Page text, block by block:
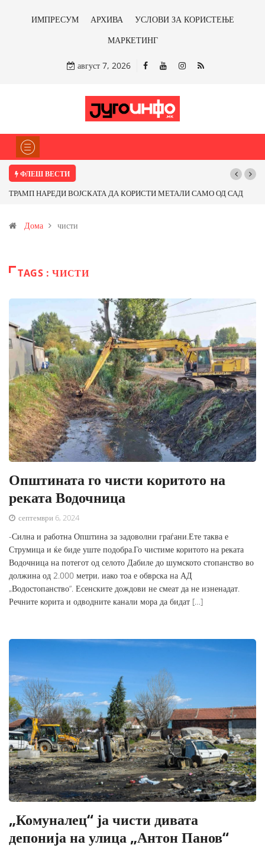
ИМПРЕСУМ АРХИВА
УСЛОВИ ЗА КОРИСТЕЊЕ
МАРКЕТИНГ
август 7, 2026
ФЛЕШ ВЕСТИ
Почнува реконструкцијата на улицата „5-ти Ноември“ во Струмица
Дома чисти
TAGS : ЧИСТИ
Општината го чисти коритото на
реката Водочница
септември 6, 2024
-Силна и работна Општина за задоволни граѓани.Ете таква е
Струмица и ќе биде уште подобра.Го чистиме коритото на реката
Водочница на потегот од селото Дабиле до шумското стопанство во
должина од 2.000 метри, иако тоа е обврска на АД
„Водостопанство“. Есенските дождови не смеат да не изненадат.
Речните корита и одводните канали мора да бидат […]
„Комуналец“ ја чисти дивата
депонија на улица „Антон Панов“